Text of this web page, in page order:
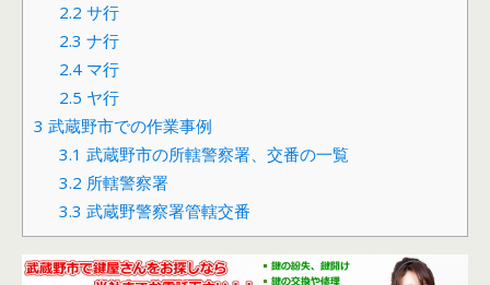
2.2 サ行
2.3 ナ行
2.4マ行
2.5 ヤ行
3 武蔵野市での作業事例
3.1 武蔵野市の所轄警察署、交番の一覧
3.2 所轄警察署
3.3 武蔵野警察署管轄交番